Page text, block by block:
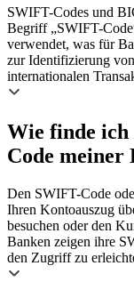
SWIFT-Codes und
Begriff „SWIFT-
verwendet, was für
zur Identifizierung
internationalen
Wie finde ich
Code meiner
Den SWIFT-Code
Ihren Kontoauszug
besuchen oder den
Banken zeigen ihre
den Zugriff zu